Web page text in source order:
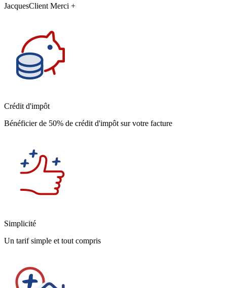
JacquesClient Merci +
Crédit d'impôt
Bénéficier de 50% de crédit d'impôt sur votre facture
Simplicité
Un tarif simple et tout compris